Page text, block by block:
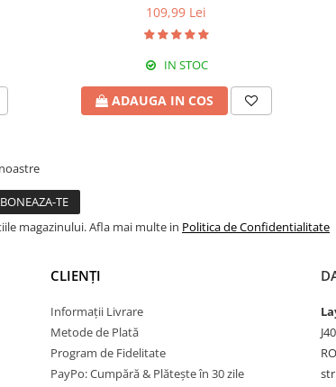
109,99 Lei
IN STOC
ADAUGA IN COS
magazinului. Afla mai multe in Politica de Confidentialitate
CLIENȚI
Informații Livrare
Metode de Plată
Program de Fidelitate
PayPo: Cumpără & Plătește în 30 zile